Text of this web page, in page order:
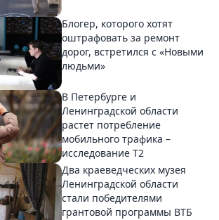
Блогер, которого хотят
оштрафовать за ремонт
дорог, встретился с «Новыми
людьми»
В Петербурге и
Ленинградской области
растет потребление
мобильного трафика –
исследование T2
Два краеведческих музея
Ленинградской области
стали победителями
грантовой программы ВТБ